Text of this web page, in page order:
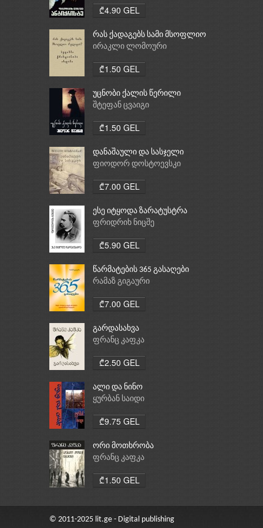
₾4.90 GEL
რას ქადაგებს სამი მსოფლიო
რელიგია: ბუდიზმი,
ირაკლი ლომოური
₾1.50 GEL
უცნობი ქალის წერილი
შტეფან ცვაიგი
₾1.50 GEL
დანაშაული და სასჯელი
ფიოდორ დოსტოევსკი
₾7.00 GEL
ესე იტყოდა ზარატუსტრა
ფრიდრიხ ნიცშე
₾5.90 GEL
წარმატების 365 გასაღები
რამაზ გიგაური
₾7.00 GEL
გარდასახვა
ფრანც კაფკა
₾2.50 GEL
ალი და ნინო
ყურბან საიდი
₾9.75 GEL
ორი მოთხრობა
ფრანც კაფკა
₾1.50 GEL
© 2011-2025 lit.ge - Digital publishing